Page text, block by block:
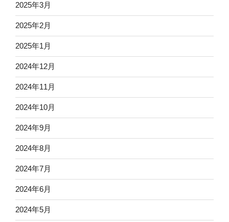
2025年3月
2025年2月
2025年1月
2024年12月
2024年11月
2024年10月
2024年9月
2024年8月
2024年7月
2024年6月
2024年5月